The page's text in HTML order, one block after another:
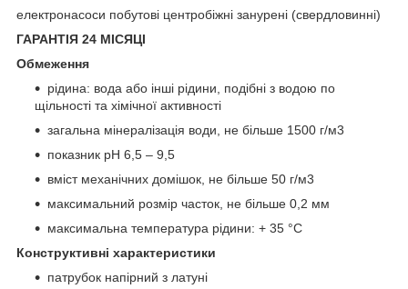
електронасоси побутові центробіжні занурені (свердловинні)
ГАРАНТІЯ 24 МІСЯЦІ
Обмеження
рідина: вода або інші рідини, подібні з водою по
щільності та хімічної активності
загальна мінералізація води, не більше 1500 г/м3
показник pH 6,5 – 9,5
вміст механічних домішок, не більше 50 г/м3
максимальний розмір часток, не більше 0,2 мм
максимальна температура рідини: + 35 °С
Конструктивні характеристики
патрубок напірний з латуні